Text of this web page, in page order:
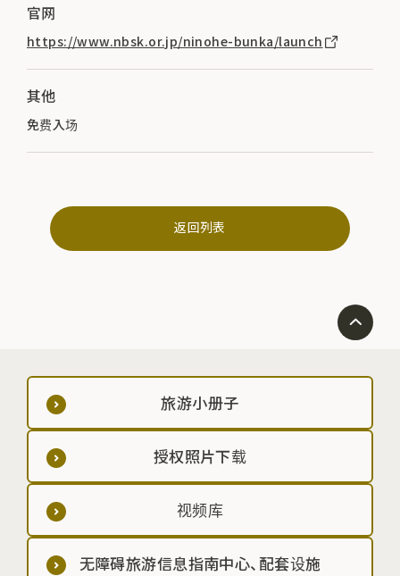
官网
https://www.nbsk.or.jp/ninohe-bunka/launch
其他
免费入场
返回列表
旅游小册子
授权照片下载
视频库
无障碍旅游信息指南中心、配套设施